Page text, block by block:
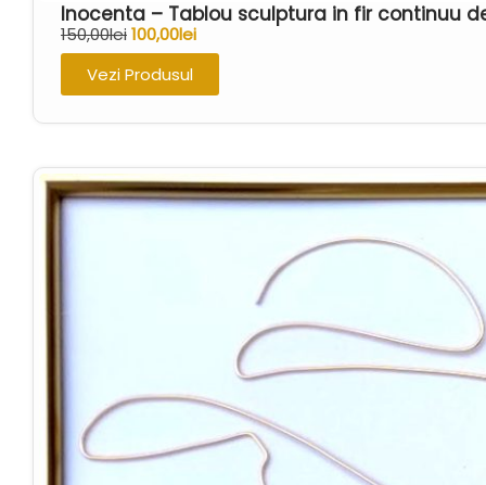
Inocenta – Tablou sculptura in fir continuu
150,00lei100,00lei
Vezi Produsul